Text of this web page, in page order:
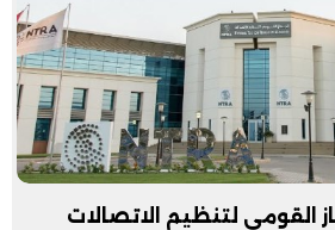
الجهاز القومي لتنظيم الاتصالات